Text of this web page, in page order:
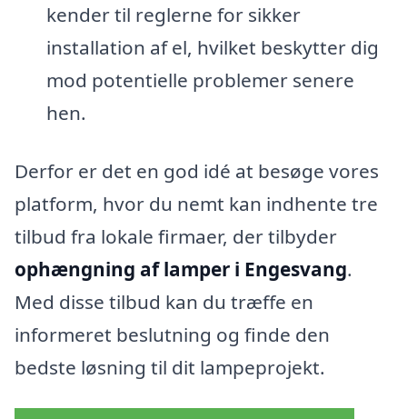
kender til reglerne for sikker
installation af el, hvilket beskytter dig
mod potentielle problemer senere
hen.
Derfor er det en god idé at besøge vores
platform, hvor du nemt kan indhente tre
tilbud fra lokale firmaer, der tilbyder
ophængning af lamper i Engesvang.
Med disse tilbud kan du træffe en
informeret beslutning og finde den
bedste løsning til dit lampeprojekt.